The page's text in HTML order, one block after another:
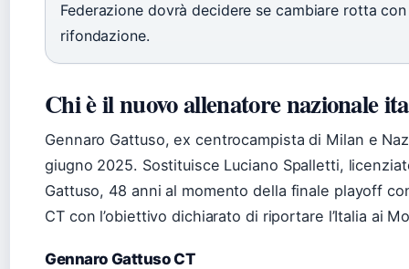
Federazione dovrà decidere se cambiare rotta
rifondazione.
Chi è il nuovo allenatore nazionale
Gennaro Gattuso, ex centrocampista di Milan e
giugno 2025. Sostituisce Luciano Spalletti,
Gattuso, 48 anni al momento della finale playoff
CT con l’obiettivo dichiarato di riportare l’Italia ai
Gennaro Gattuso CT